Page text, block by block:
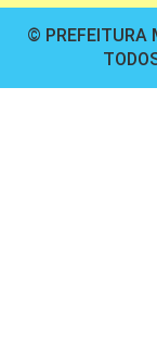
© PREFEITURA